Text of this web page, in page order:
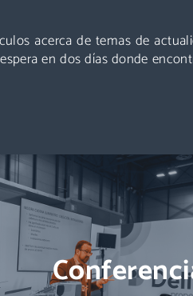
acerca de temas de
en dos días donde
de actualidad y perspectivas
sector que están a la vuelta de